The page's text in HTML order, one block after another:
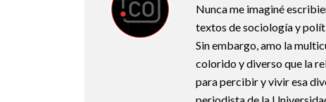
Nunca me imaginé
textos de sociología y
Sin embargo, amo la
colorido y diverso que la
para percibir y vivir esa